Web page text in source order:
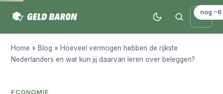
Home » Blog » Hoeveel vermogen hebben de rijkste
Nederlanders en wat kun jij daarvan leren over beleggen?
ECONOMIE
nog ~6